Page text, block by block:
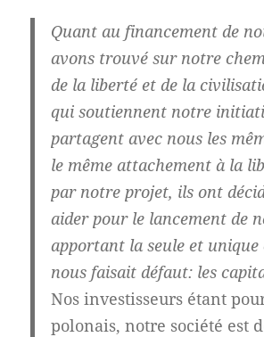
Quant au financement de
avons trouvé sur notre
de la liberté et de la
qui soutiennent notre
partagent avec nous les
le même attachement à la
par notre projet, ils ont
aider pour le lancement de
apportant la seule et unique
nous faisait défaut: les
Nos investisseurs étant
polonais, notre société est